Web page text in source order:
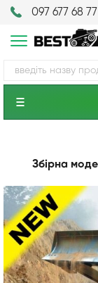
097 677 68 77
Збірна